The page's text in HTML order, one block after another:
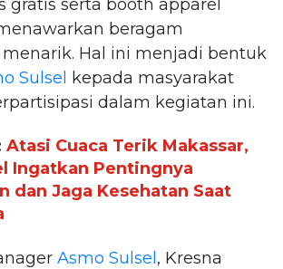
gratis serta booth apparel
beragam
Hal ini menjadi bentuk
Sulsel
kepada masyarakat
dalam kegiatan ini.
Atasi Cuaca Terik Makassar,
Ingatkan Pentingnya
dan Jaga Kesehatan Saat
Asmo Sulsel , Kresna